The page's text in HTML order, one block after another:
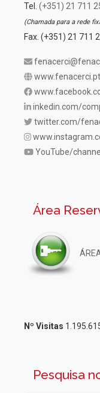
Tel. (+351) 21 711
(Chamada para a rede
Fax. (+351) 21 711
www.fenacerci.pt
inkedin.com/
twitter.com/
YouTube/
Área
Nº Visitas
Pesquisa